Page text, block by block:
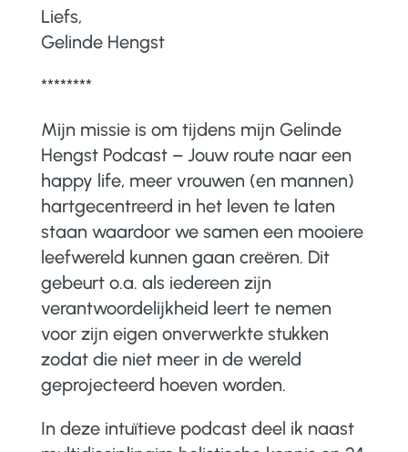
Liefs,
Gelinde Hengst
********
Mijn missie is om tijdens mijn Gelinde
Hengst Podcast – Jouw route naar een
happy life, meer vrouwen (en mannen)
hartgecentreerd in het leven te laten
staan waardoor we samen een mooiere
leefwereld kunnen gaan creëren. Dit
gebeurt o.a. als iedereen zijn
verantwoordelijkheid leert te nemen
voor zijn eigen onverwerkte stukken
zodat die niet meer in de wereld
geprojecteerd hoeven worden.
In deze intuïtieve podcast deel ik naast